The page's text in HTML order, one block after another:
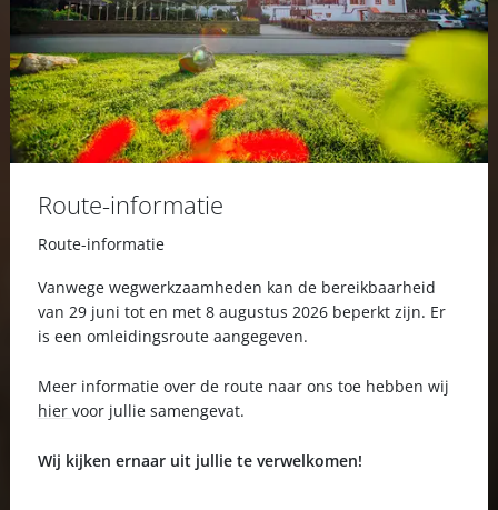
Route-informatie
Route-informatie
Vanwege wegwerkzaamheden kan de bereikbaarheid
van 29 juni tot en met 8 augustus 2026 beperkt zijn. Er
is een omleidingsroute aangegeven.
Meer informatie over de route naar ons toe hebben wij
hier voor jullie samengevat.
Wij kijken ernaar uit jullie te verwelkomen!